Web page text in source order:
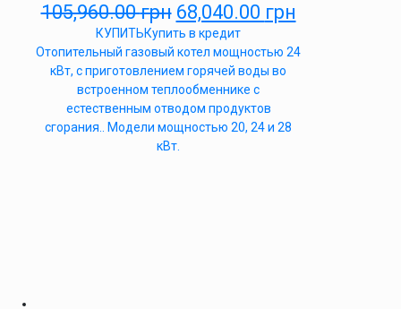
105,960.00грн 68,040.00 грн
КУПИТЬКупить в кредит
Отопительный газовый котел мощностью 24
кВт, с приготовлением горячей воды во
встроенном теплообменнике с
естественным отводом продуктов
сгорания.. Модели мощностью 20, 24 и 28
кВт.